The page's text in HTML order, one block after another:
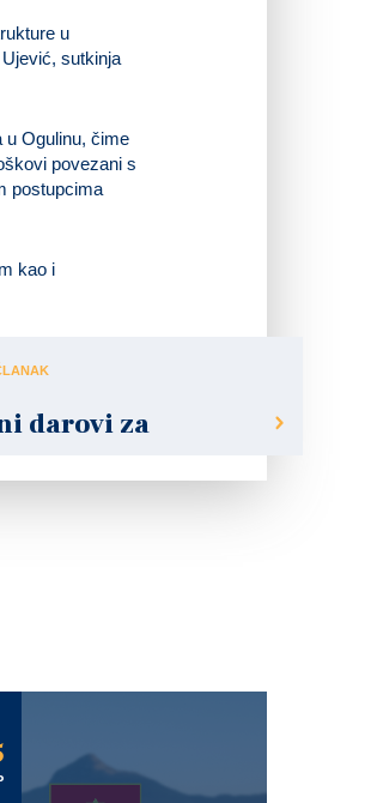
u
sutkinja
u Ogulinu, čime
povezani s
postupcima
kao i
darovi za